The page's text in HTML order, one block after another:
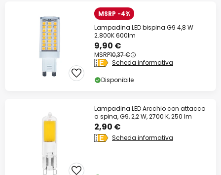
MSRP -4%
Lampadina LED bispina G9 4,8 W
2.800K 600lm
9,90 €
MSRP10,37 €
Scheda informativa
Disponibile
Lampadina LED Arcchio con attacco
a spina, G9, 2,2 W, 2700 K, 250 lm
2,90 €
Scheda informativa